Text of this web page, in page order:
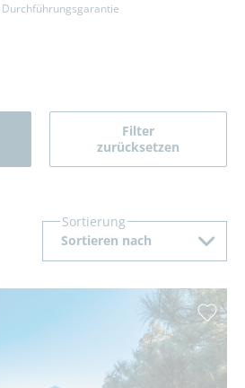
Filter
zurücksetzen
Sortierung
Sortieren nach